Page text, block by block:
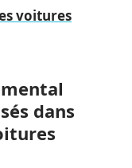
voitures
dans